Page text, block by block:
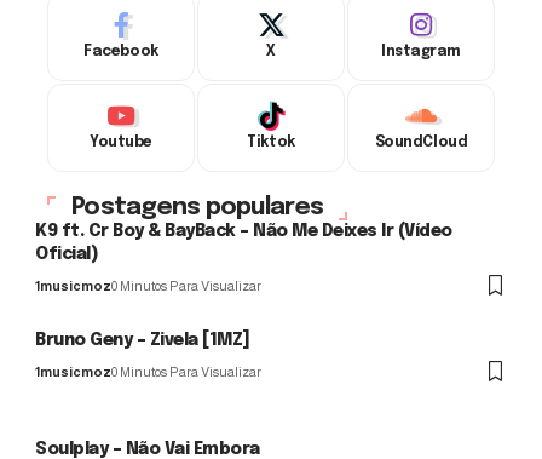
Facebook X Instagram
Youtube Tiktok SoundCloud
Postagens populares
K9 ft. Cr Boy & BayBack – Não Me Deixes Ir (Vídeo
Oficial)
1musicmoz0 Minutos Para Visualizar
Bruno Geny – Zivela [1MZ]
1musicmoz0 Minutos Para Visualizar
Soulplay – Não Vai Embora